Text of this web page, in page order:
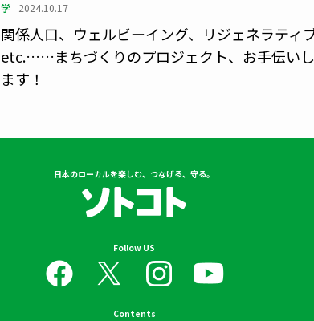
学 2024.10.17
関係人口、ウェルビーイング、リジェネラティ
etc.……まちづくりのプロジェクト、お手伝いし
ます！
日本のローカルを楽しむ、つなげる、守る。
Follow US
Contents